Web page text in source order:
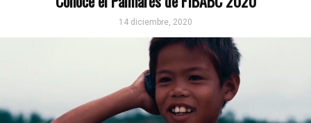
14 diciembre, 2020